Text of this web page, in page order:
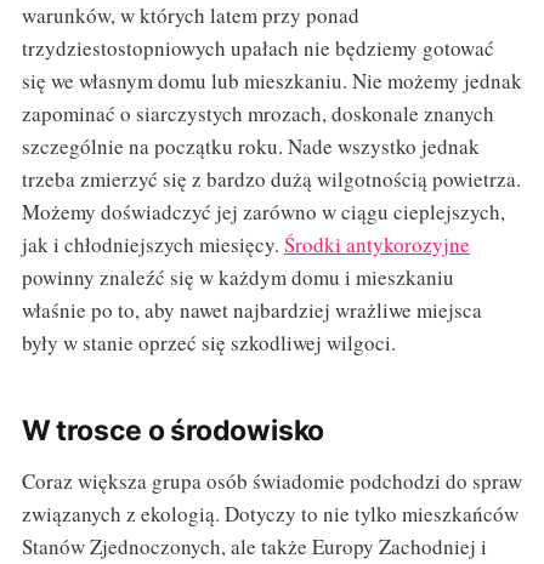
warunków, w których latem przy ponad
trzydziestostopniowych upałach nie będziemy gotować
się we własnym domu lub mieszkaniu. Nie możemy jednak
zapominać o siarczystych mrozach, doskonale znanych
szczególnie na początku roku. Nade wszystko jednak
trzeba zmierzyć się z bardzo dużą wilgotnością powietrza.
Możemy doświadczyć jej zarówno w ciągu cieplejszych,
jak i chłodniejszych miesięcy. Środki antykorozyjne
powinny znaleźć się w każdym domu i mieszkaniu
właśnie po to, aby nawet najbardziej wrażliwe miejsca
były w stanie oprzeć się szkodliwej wilgoci.
W trosce o środowisko
Coraz większa grupa osób świadomie podchodzi do spraw
związanych z ekologią. Dotyczy to nie tylko mieszkańców
Stanów Zjednoczonych, ale także Europy Zachodniej i